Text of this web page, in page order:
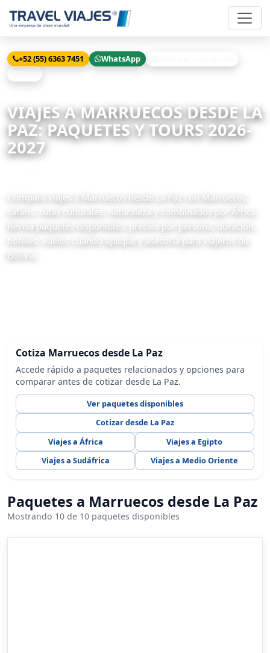
+52 (55) 6363 7451 WhatsApp
VIAJES A MARRUECOS DESDE LA
PAZ: PAQUETES Y TOURS 2026-
2027
Compara viajes a Marruecos desde La Paz con Marruecos,
safaris, rutas culturales, naturaleza y combinados por África.
Revisa paquetes disponibles, precios por persona, duración,
hoteles, vuelos cuando aplique y asesoría para viajeros de
Bolivia.
Cotiza Marruecos desde La Paz
Accede rápido a paquetes relacionados y opciones para
comparar antes de cotizar desde La Paz.
Ver paquetes disponibles
Cotizar desde La Paz
Viajes a África
Viajes a Egipto
Viajes a Sudáfrica
Viajes a Medio Oriente
Paquetes a Marruecos desde La Paz
Mostrando 10 de 10 paquetes disponibles